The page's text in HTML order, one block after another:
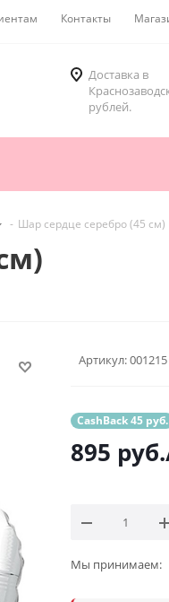
Контакты
Доставка в
рублей.
- Шар сердце серебро (45 см)
Артикул:001215
CashBack 45 руб.
895 руб.
Мы принимаем: